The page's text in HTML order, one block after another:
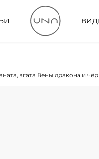
агата Вены дракона и